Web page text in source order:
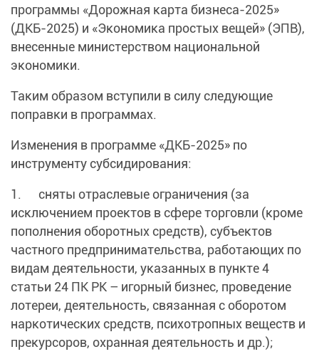
программы «Дорожная карта бизнеса-2025»
(ДКБ-2025) и «Экономика простых вещей» (ЭПВ),
внесенные министерством национальной
экономики.
Таким образом вступили в силу следующие
поправки в программах.
Изменения в программе «ДКБ-2025» по
инструменту субсидирования:
1. сняты отраслевые ограничения (за
исключением проектов в сфере торговли (кроме
пополнения оборотных средств), субъектов
частного предпринимательства, работающих по
видам деятельности, указанных в пункте 4
статьи 24 ПК РК – игорный бизнес, проведение
лотереи, деятельность, связанная с оборотом
наркотических средств, психотропных веществ и
прекурсоров, охранная деятельность и др.);